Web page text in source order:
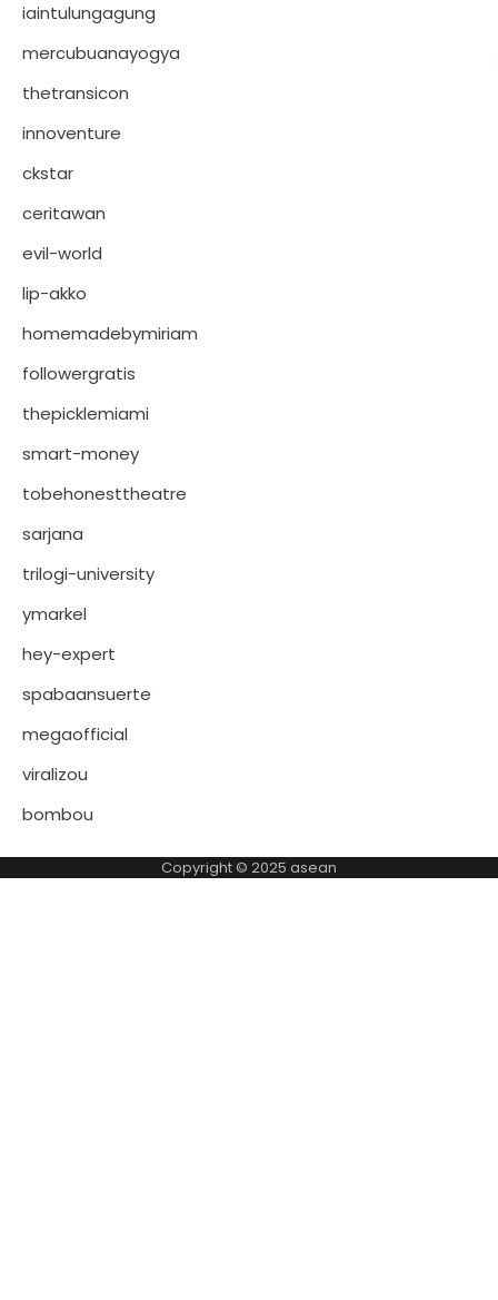
iaintulungagung
mercubuanayogya
thetransicon
innoventure
ckstar
ceritawan
evil-world
lip-akko
homemadebymiriam
followergratis
thepicklemiami
smart-money
tobehonesttheatre
sarjana
trilogi-university
ymarkel
hey-expert
spabaansuerte
megaofficial
viralizou
bombou
Copyright © 2025 asean